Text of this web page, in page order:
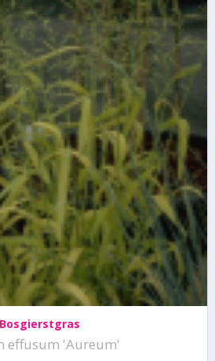
Bosgierstgras
effusum 'Aureum'